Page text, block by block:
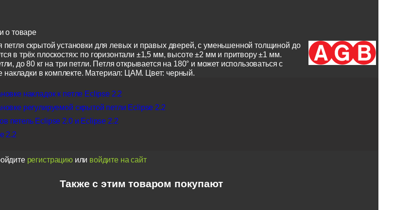
о товаре
петля скрытой установки для левых и правых дверей, с уменьшенной толщиной до
в трёх плоскостях: по горизонтали ±1,5 мм, высоте ±2 мм и притвору ±1 мм.
до 80 кг на три петли. Петля открывается на 180° и может использоваться с
накладки в комплекте. Материал: ЦАМ. Цвет: черный.
накладок к петле Eclipse 2.2
регулируемой скрытой петли Eclipse 2.2
петель Eclipse 2.0 и Eclipse 2.2
2.2
регистрациюили войдите на сайт
Также с этим товаром покупают